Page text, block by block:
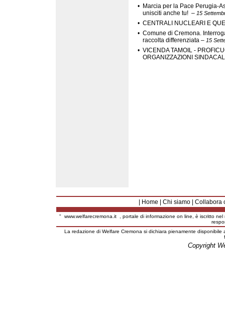
• Marcia per la Pace Perugia-
unisciti anche tu! – 15
• CENTRALI NUCLEARI E
• Comune di Cremona.
raccolta differenziata – 15
• VICENDA TAMOIL -
ORGANIZZAZIONI
Home Chi siamo Collabora
" www.welfarecremona.it, portale di informazione on line, è iscritto nel
La redazione di Welfare Cremona si dichiara pienamente
Copyright